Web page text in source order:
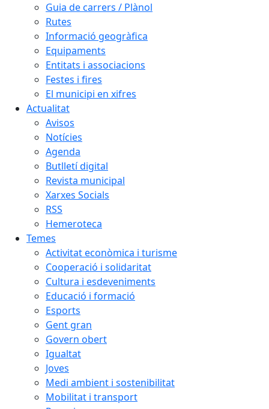
Guia de carrers / Plànol
Rutes
Informació geogràfica
Equipaments
Entitats i associacions
Festes i fires
El municipi en xifres
Actualitat
Avisos
Notícies
Agenda
Butlletí digital
Revista municipal
Xarxes Socials
RSS
Hemeroteca
Temes
Activitat econòmica i turisme
Cooperació i solidaritat
Cultura i esdeveniments
Educació i formació
Esports
Gent gran
Govern obert
Igualtat
Joves
Medi ambient i sostenibilitat
Mobilitat i transport